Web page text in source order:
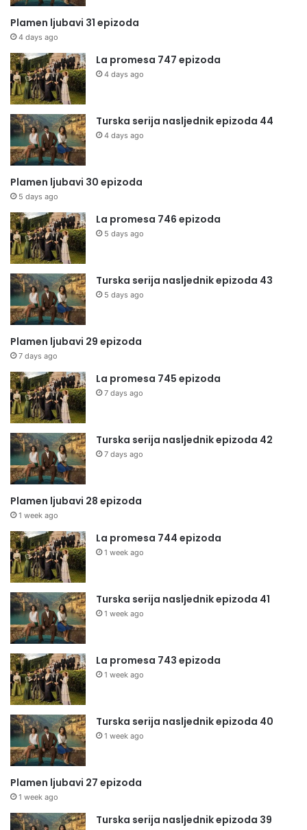
Plamen ljubavi 31 epizoda
4 days ago
La promesa 747 epizoda
4 days ago
Turska serija nasljednik epizoda 44
4 days ago
Plamen ljubavi 30 epizoda
5 days ago
La promesa 746 epizoda
5 days ago
Turska serija nasljednik epizoda 43
5 days ago
Plamen ljubavi 29 epizoda
7 days ago
La promesa 745 epizoda
7 days ago
Turska serija nasljednik epizoda 42
7 days ago
Plamen ljubavi 28 epizoda
1 week ago
La promesa 744 epizoda
1 week ago
Turska serija nasljednik epizoda 41
1 week ago
La promesa 743 epizoda
1 week ago
Turska serija nasljednik epizoda 40
1 week ago
Plamen ljubavi 27 epizoda
1 week ago
Turska serija nasljednik epizoda 39